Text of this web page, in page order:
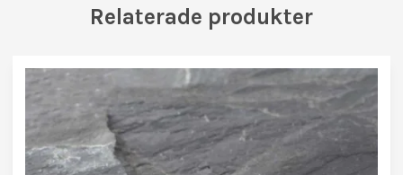
Relaterade produkter